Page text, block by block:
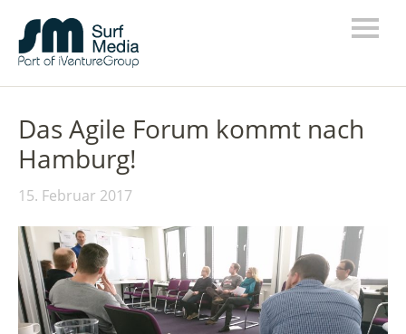
Das Agile Forum kommt nach
Hamburg!
15. Februar 2017